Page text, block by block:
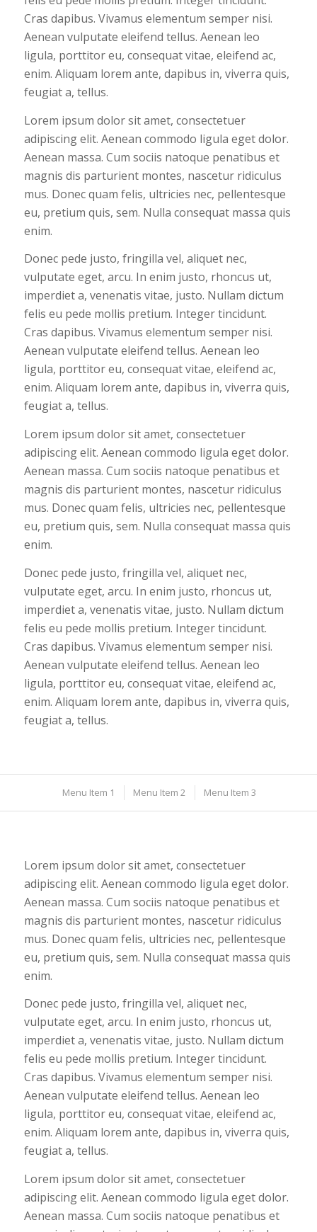
Cras dapibus. Vivamus elementum semper nisi.
Aenean vulputate eleifend tellus. Aenean leo
ligula, porttitor eu, consequat vitae, eleifend ac,
enim. Aliquam lorem ante, dapibus in, viverra quis,
feugiat a, tellus.
Lorem ipsum dolor sit amet, consectetuer
adipiscing elit. Aenean commodo ligula eget dolor.
Aenean massa. Cum sociis natoque penatibus et
magnis dis parturient montes, nascetur ridiculus
mus. Donec quam felis, ultricies nec, pellentesque
eu, pretium quis, sem. Nulla consequat massa quis
enim.
Donec pede justo, fringilla vel, aliquet nec,
vulputate eget, arcu. In enim justo, rhoncus ut,
imperdiet a, venenatis vitae, justo. Nullam dictum
felis eu pede mollis pretium. Integer tincidunt.
Cras dapibus. Vivamus elementum semper nisi.
Aenean vulputate eleifend tellus. Aenean leo
ligula, porttitor eu, consequat vitae, eleifend ac,
enim. Aliquam lorem ante, dapibus in, viverra quis,
feugiat a, tellus.
Lorem ipsum dolor sit amet, consectetuer
adipiscing elit. Aenean commodo ligula eget dolor.
Aenean massa. Cum sociis natoque penatibus et
magnis dis parturient montes, nascetur ridiculus
mus. Donec quam felis, ultricies nec, pellentesque
eu, pretium quis, sem. Nulla consequat massa quis
enim.
Donec pede justo, fringilla vel, aliquet nec,
vulputate eget, arcu. In enim justo, rhoncus ut,
imperdiet a, venenatis vitae, justo. Nullam dictum
felis eu pede mollis pretium. Integer tincidunt.
Cras dapibus. Vivamus elementum semper nisi.
Aenean vulputate eleifend tellus. Aenean leo
ligula, porttitor eu, consequat vitae, eleifend ac,
enim. Aliquam lorem ante, dapibus in, viverra quis,
feugiat a, tellus.
Menu Item 1 Menu Item 2 Menu Item 3
Lorem ipsum dolor sit amet, consectetuer
adipiscing elit. Aenean commodo ligula eget dolor.
Aenean massa. Cum sociis natoque penatibus et
magnis dis parturient montes, nascetur ridiculus
mus. Donec quam felis, ultricies nec, pellentesque
eu, pretium quis, sem. Nulla consequat massa quis
enim.
Donec pede justo, fringilla vel, aliquet nec,
vulputate eget, arcu. In enim justo, rhoncus ut,
imperdiet a, venenatis vitae, justo. Nullam dictum
felis eu pede mollis pretium. Integer tincidunt.
Cras dapibus. Vivamus elementum semper nisi.
Aenean vulputate eleifend tellus. Aenean leo
ligula, porttitor eu, consequat vitae, eleifend ac,
enim. Aliquam lorem ante, dapibus in, viverra quis,
feugiat a, tellus.
Lorem ipsum dolor sit amet, consectetuer
adipiscing elit. Aenean commodo ligula eget dolor.
Aenean massa. Cum sociis natoque penatibus et